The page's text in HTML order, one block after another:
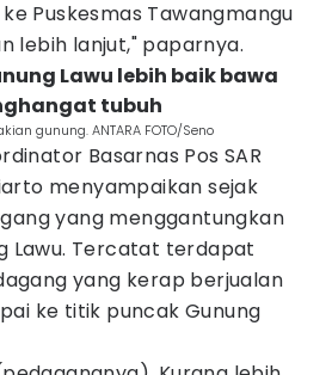
Puskesmas Tawangmangu
lebih lanjut," paparnya.
Lawu lebih baik bawa
tubuh
gunung. ANTARA FOTO/Seno
Basarnas Pos SAR
menyampaikan sejak
yang menggantungkan
Lawu. Tercatat terdapat
yang kerap berjualan
ke titik puncak Gunung